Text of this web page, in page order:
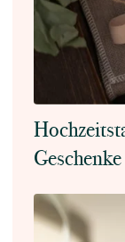
Geschenke